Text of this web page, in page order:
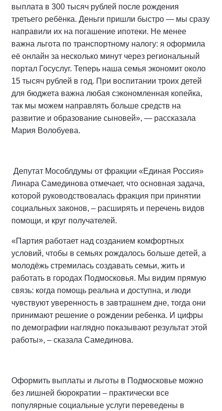
выплата в 300 тысяч рублей после рождения
третьего ребёнка. Деньги пришли быстро — мы сразу
направили их на погашение ипотеки. Не менее
важна льгота по транспортному налогу: я оформила
её онлайн за несколько минут через региональный
портал Госуслуг. Теперь наша семья экономит около
15 тысяч рублей в год. При воспитании троих детей
для бюджета важна любая сэкономленная копейка,
так мы можем направлять больше средств на
развитие и образование сыновей», — рассказала
Мария Волобуева.
Депутат Мособлдумы от фракции «Единая Россия»
Линара Самединова отмечает, что основная задача,
которой руководствовалась фракция при принятии
социальных законов, – расширять и перечень видов
помощи, и круг получателей.
«Партия работает над созданием комфортных
условий, чтобы в семьях рождалось больше детей, а
молодёжь стремилась создавать семьи, жить и
работать в городах Подмосковья. Мы видим прямую
связь: когда помощь реальна и доступна, и люди
чувствуют уверенность в завтрашнем дне, тогда они
принимают решение о рождении ребенка. И цифры
по демографии наглядно показывают результат этой
работы», – сказала Самединова.
Оформить выплаты и льготы в Подмосковье можно
без лишней бюрократии – практически все
популярные социальные услуги переведены в